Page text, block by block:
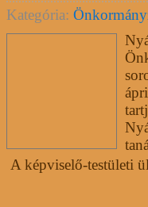
Kategória:
A képviselő-testületi